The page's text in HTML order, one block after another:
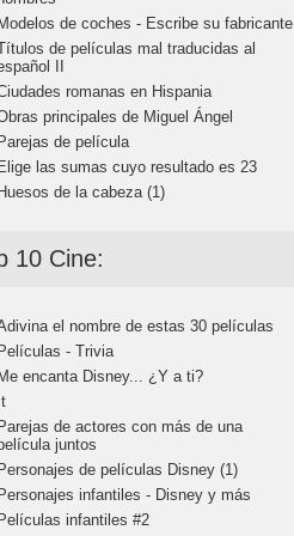
de coches - Escribe su fabricante
de películas mal traducidas al
II
romanas en Hispania
principales de Miguel Ángel
de película
las sumas cuyo resultado es 23
de la cabeza (1)
10 Cine:
el nombre de estas 30 películas
- Trivia
encanta Disney... ¿Y a ti?
de actores con más de una
juntos
de películas Disney (1)
infantiles - Disney y más
infantiles #2